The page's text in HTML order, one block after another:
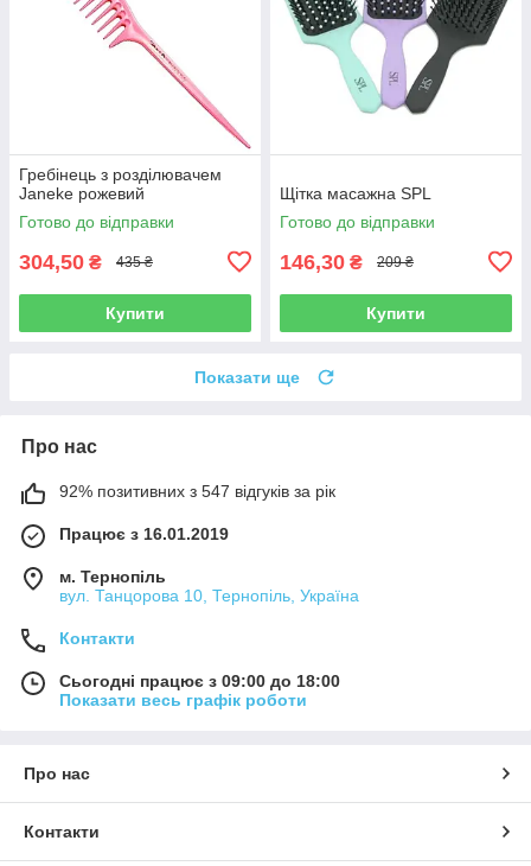
Гребінець з розділювачем
Janeke рожевий
Готово до відправки
304,50 ₴ 435 ₴
Купити
Щітка масажна SPL
Готово до відправки
146,30 ₴ 209 ₴
Купити
Показати ще
Про нас
92% позитивних з 547 відгуків за рік
Працює з 16.01.2019
м. Тернопіль
вул. Танцорова 10, Тернопіль, Україна
Контакти
Сьогодні працює з 09:00 до 18:00
Показати весь графік роботи
Про нас
Контакти